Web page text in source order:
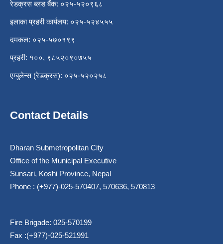
रेडक्रस ब्लड बैंक: ०२५-५२०९६८
इलाका प्रहरी कार्यलय: ०२५-५२४५५५
दमकल: ०२५-५७०१९९
प्रहरी: १००, ९८५२०९०७५५
एम्बुलेन्स (रेडक्रस): ०२५-५२०२५८
Contact Details
Dharan Submetropolitan City
Office of the Municipal Executive
Sunsari, Koshi Province, Nepal
Phone : (+977)-025-570407, 570636, 570813
Fire Brigade: 025-570199
Fax :(+977)-025-521991